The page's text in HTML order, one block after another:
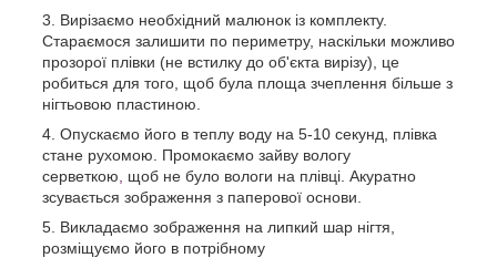
Вирізаємо необхідний малюнок із комплекту.
Стараємося залишити по периметру, наскільки можливо
прозорої плівки (не встилку до об'єкта вирізу), це
робиться для того, щоб була площа зчеплення більше з
нігтьовою пластиною.
Опускаємо його в теплу воду на 5-10 секунд, плівка
стане рухомою. Промокаємо зайву вологу
серветкою
щоб не було вологи на плівці. Акуратно
зсувається зображення з паперової основи.
Викладаємо зображення на липкий шар нігтя,
розміщуємо його в потрібному